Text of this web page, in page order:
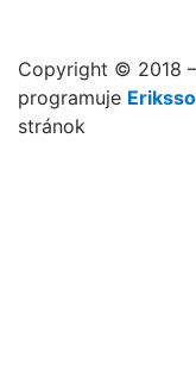
Copyright © 2018
programuje
stránok